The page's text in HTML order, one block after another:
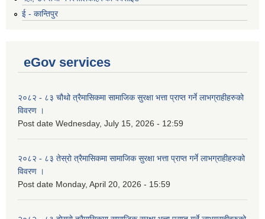
ई - कान्तिपुर
eGov services
२०८२ - ८३ चौथो त्रैमासिकमा सामाजिक सुरक्षा भत्ता प्राप्त गर्ने लाभग्राहीहरुको
विवरण ।
Post date Wednesday, July 15, 2026 - 12:59
२०८२ - ८३ तेस्रो त्रैमासिकमा सामाजिक सुरक्षा भत्ता प्राप्त गर्ने लाभग्राहीहरुको
विवरण ।
Post date Monday, April 20, 2026 - 15:59